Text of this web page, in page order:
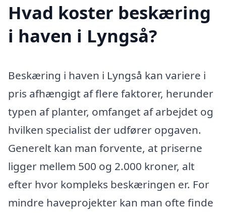
Hvad koster beskæring
i haven i Lyngså?
Beskæring i haven i Lyngså kan variere i
pris afhængigt af flere faktorer, herunder
typen af planter, omfanget af arbejdet og
hvilken specialist der udfører opgaven.
Generelt kan man forvente, at priserne
ligger mellem 500 og 2.000 kroner, alt
efter hvor kompleks beskæringen er. For
mindre haveprojekter kan man ofte finde